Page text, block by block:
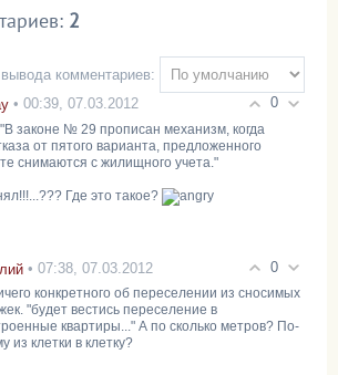
: 2
комментариев:
0
• 00:39, 07.03.2012
законе № 29 прописан механизм, когда
от пятого варианта, предложенного
снимаются с жилищного учета."
Где это такое?
0
• 07:38, 07.03.2012
конкретного об переселении из сносимых
"будет вестись переселение в
квартиры..." А по сколько метров? По-
из клетки в клетку?